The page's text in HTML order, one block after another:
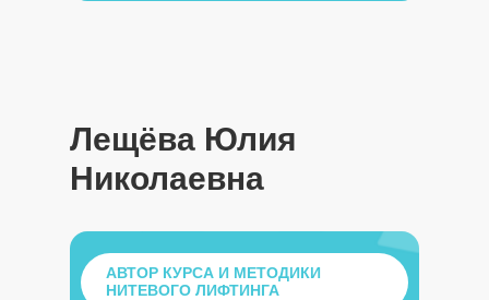
Лещёва Юлия
Николаевна
АВТОР КУРСА И МЕТОДИКИ
НИТЕВОГО ЛИФТИНГА